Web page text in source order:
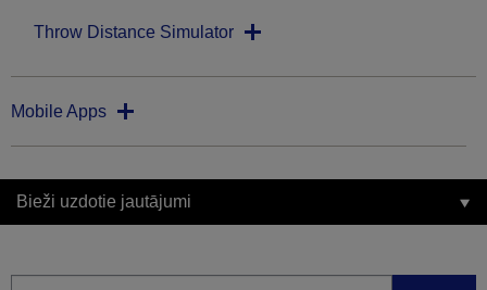
Throw Distance Simulator
Mobile Apps
Bieži uzdotie jautājumi